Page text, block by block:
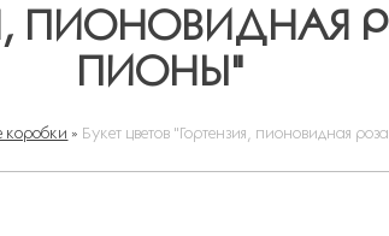
ПИОНОВИДНАЯ
ПИОНЫ"
» Букет цветов "Гортензия, пионовидная